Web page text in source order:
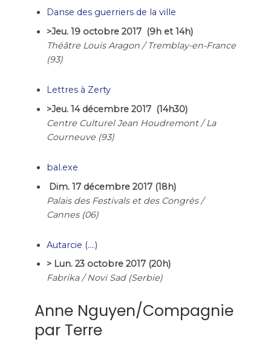
Danse des guerriers de la ville
>Jeu. 19 octobre 2017 (9h et 14h)
Théâtre Louis Aragon / Tremblay-en-France
(93)
Lettres à Zerty
>Jeu. 14 décembre 2017 (14h30)
Centre Culturel Jean Houdremont / La
Courneuve (93)
bal.exe
Dim. 17 décembre 2017 (18h)
Palais des Festivals et des Congrès /
Cannes (06)
Autarcie (….)
> Lun. 23 octobre 2017 (20h)
Fabrika / Novi Sad (Serbie)
Anne Nguyen/Compagnie
par Terre